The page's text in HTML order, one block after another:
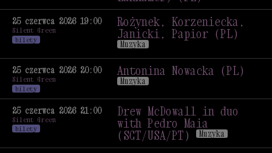
The Gospels of Aerial |
Kobiety Anteny (Agata
Konarska, Agata
Lankamer) (PL)
25 czerwca 2026 19:00
Silent Green
bilety
Rożynek, Korzeniecka,
Janicki, Papior (PL)
Muzyka
Rożynek, Korzeniecka,
Janicki, Papior (PL)
Muzyka
25 czerwca 2026 20:00
Silent Green
bilety
Antonina Nowacka (PL)
Muzyka
Muzyka
25 czerwca 2026 21:00
Silent Green
bilety
Drew McDowall in duo
with Pedro Maia
(SCT/USA/PT) Muzyka
Drew McDowall in duo